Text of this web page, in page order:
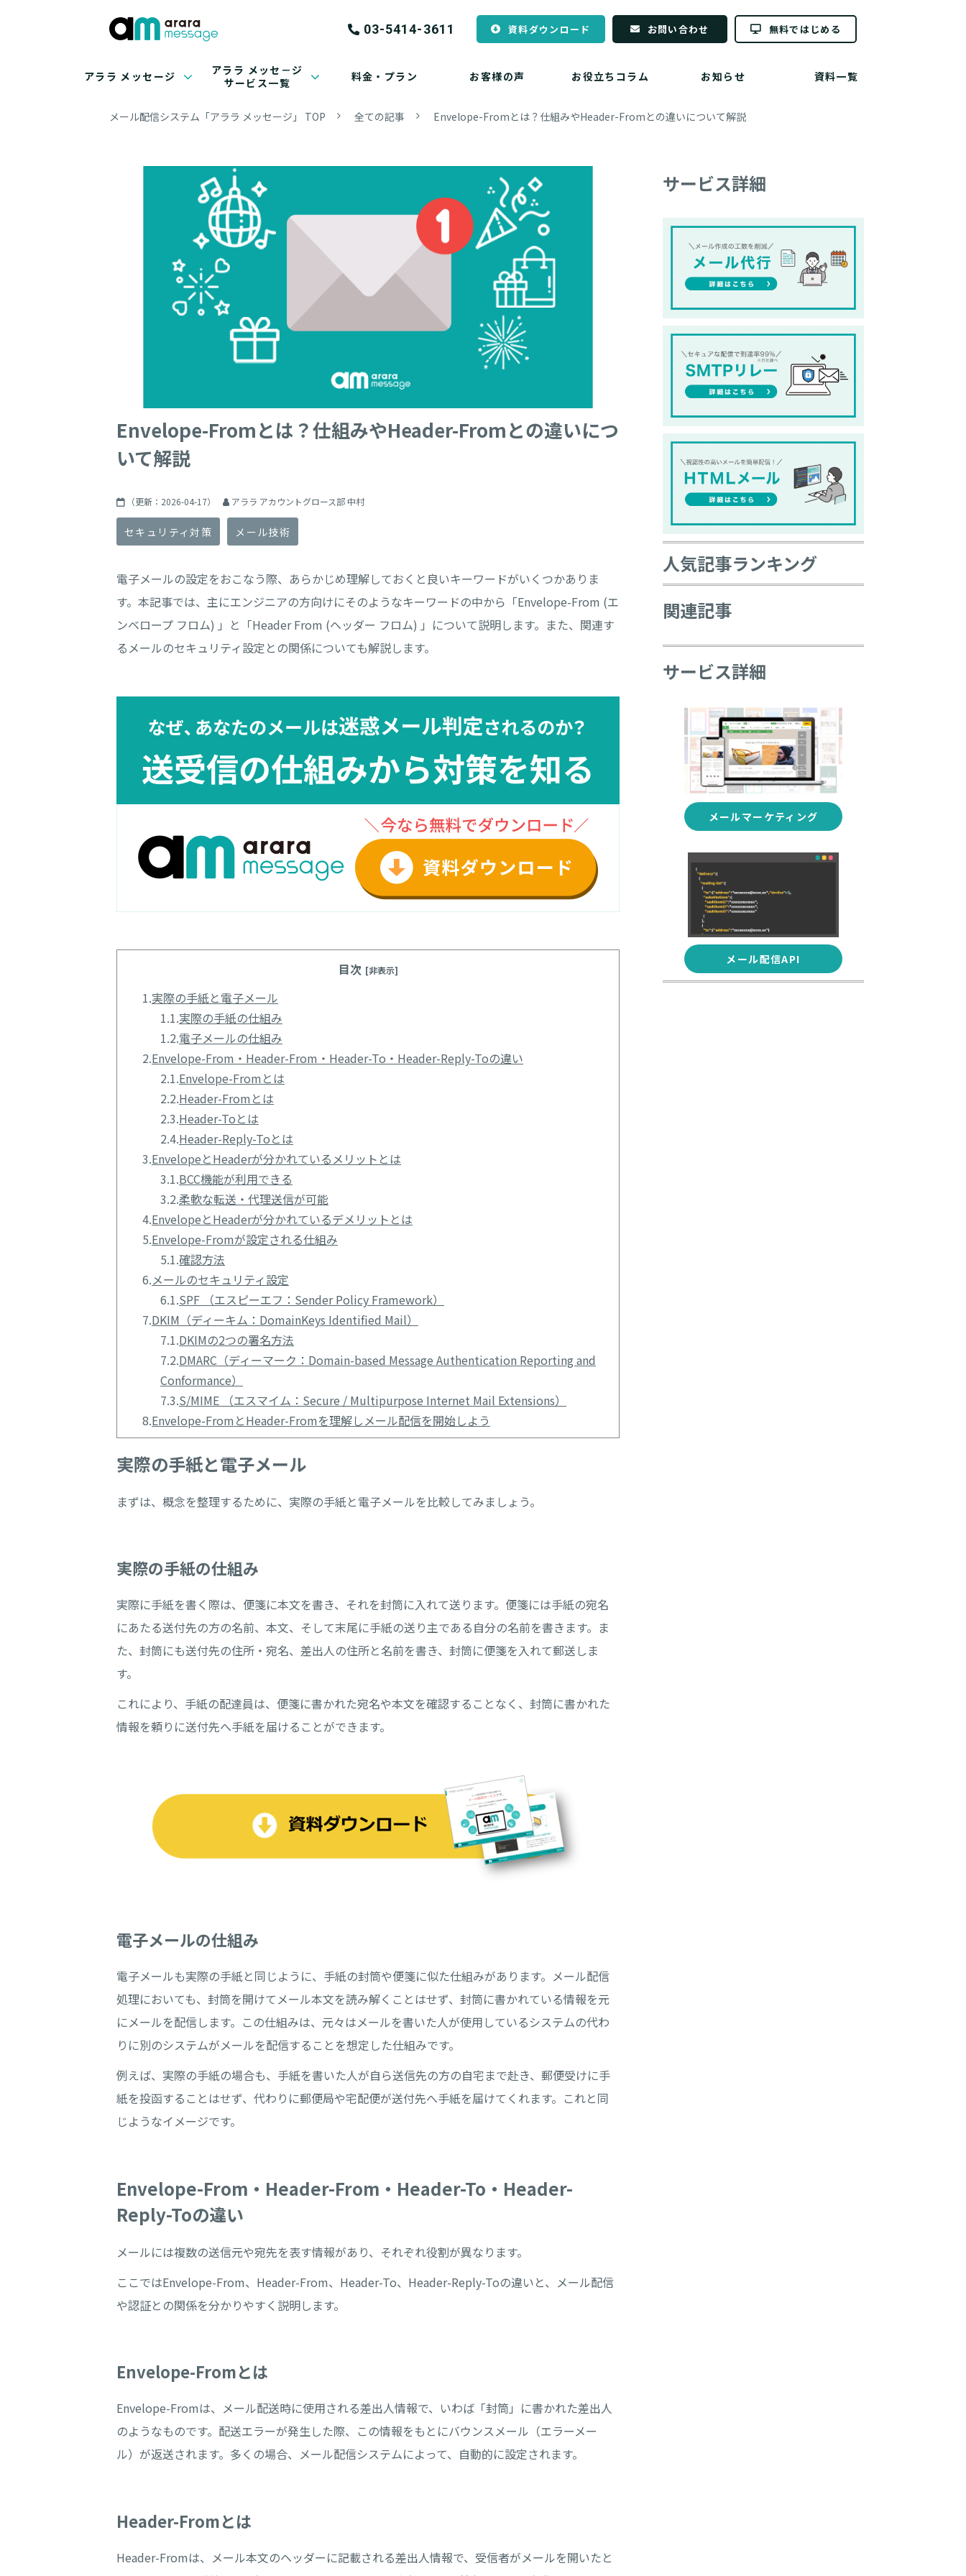
03-5414-3611 資料ダウンロード お問い合わせ 無料ではじめる
アララ メッセージ
アララ メッセ－ジ
サービス一覧
料金・プラン お客様の声 お役立ちコラム お知らせ 資料一覧
メール配信システム「アララ メッセージ」 TOP 全ての記事 Envelope-Fromとは？仕組みやHeader-Fromとの違いについて解説
Envelope-Fromとは？仕組みやHeader-Fromとの違いにつ
いて解説
（更新： 2026-04-17） アララ アカウントグロース部 中村
セキュリティ対策 メール技術
電子メールの設定をおこなう際、あらかじめ理解しておくと良いキーワードがいくつかありま
す。本記事では、主にエンジニアの方向けにそのようなキーワードの中から「Envelope-From (エ
ンベロープ フロム) 」と「Header From (ヘッダー フロム) 」について説明します。また、関連す
るメールのセキュリティ設定との関係についても解説します。
目次 [非表示]
1.実際の手紙と電子メール
1.1.実際の手紙の仕組み
1.2.電子メールの仕組み
2.Envelope-From・Header-From・Header-To・Header-Reply-Toの違い
2.1.Envelope-Fromとは
2.2.Header-Fromとは
2.3.Header-Toとは
2.4.Header-Reply-Toとは
3.EnvelopeとHeaderが分かれているメリットとは
3.1.BCC機能が利用できる
3.2.柔軟な転送・代理送信が可能
4.EnvelopeとHeaderが分かれているデメリットとは
5.Envelope-Fromが設定される仕組み
5.1.確認方法
6.メールのセキュリティ設定
6.1.SPF （エスピーエフ：Sender Policy Framework）
7.DKIM（ディーキム：DomainKeys Identified Mail）
7.1.DKIMの2つの署名方法
7.2.DMARC（ディーマーク：Domain-based Message Authentication Reporting and
Conformance）
7.3.S/MIME （エスマイム：Secure / Multipurpose Internet Mail Extensions）
8.Envelope-FromとHeader-Fromを理解しメール配信を開始しよう
実際の手紙と電子メール
まずは、概念を整理するために、実際の手紙と電子メールを比較してみましょう。
実際の手紙の仕組み
実際に手紙を書く際は、便箋に本文を書き、それを封筒に入れて送ります。便箋には手紙の宛名
にあたる送付先の方の名前、本文、そして末尾に手紙の送り主である自分の名前を書きます。ま
た、封筒にも送付先の住所・宛名、差出人の住所と名前を書き、封筒に便箋を入れて郵送しま
す。
これにより、手紙の配達員は、便箋に書かれた宛名や本文を確認することなく、封筒に書かれた
情報を頼りに送付先へ手紙を届けることができます。
電子メールの仕組み
電子メールも実際の手紙と同じように、手紙の封筒や便箋に似た仕組みがあります。メール配信
処理においても、封筒を開けてメール本文を読み解くことはせず、封筒に書かれている情報を元
にメールを配信します。この仕組みは、元々はメールを書いた人が使用しているシステムの代わ
りに別のシステムがメールを配信することを想定した仕組みです。
例えば、実際の手紙の場合も、手紙を書いた人が自ら送信先の方の自宅まで赴き、郵便受けに手
紙を投函することはせず、代わりに郵便局や宅配便が送付先へ手紙を届けてくれます。これと同
じようなイメージです。
Envelope-From・Header-From・Header-To・Header-
Reply-Toの違い
メールには複数の送信元や宛先を表す情報があり、それぞれ役割が異なります。
ここではEnvelope-From、Header-From、Header-To、Header-Reply-Toの違いと、メール配信
や認証との関係を分かりやすく説明します。
Envelope-Fromとは
Envelope-Fromは、メール配送時に使用される差出人情報で、いわば「封筒」に書かれた差出人
のようなものです。配送エラーが発生した際、この情報をもとにバウンスメール（エラーメー
ル）が返送されます。多くの場合、メール配信システムによって、自動的に設定されます。
Header-Fromとは
Header-Fromは、メール本文のヘッダーに記載される差出人情報で、受信者がメールを開いたと
サービス詳細
人気記事ランキング
関連記事
サービス詳細
メールマーケティング
メール配信API